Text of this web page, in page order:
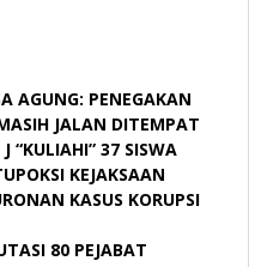
AGUNG: PENEGAKAN
JALAN DITEMPAT
“KULIAHI” 37 SISWA
KEJAKSAAN
KASUS KORUPSI
80 PEJABAT